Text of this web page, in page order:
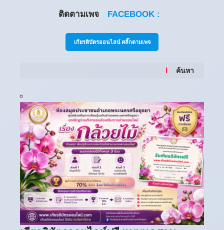
ติดตามเพจ FACEBOOK :
เกียรติบัตรออนไลน์ คลิ๊กตามเพจ
ค้นหา